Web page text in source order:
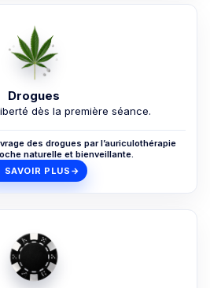
Drogues
dès la première séance.
des drogues par l’auriculothérapie
naturelle et bienveillante.
SAVOIR PLUS →